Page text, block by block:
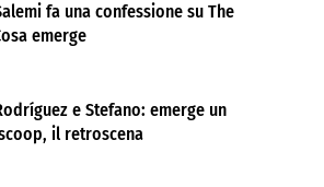
fa una confessione su The
emerge
e Stefano: emerge un
il retroscena